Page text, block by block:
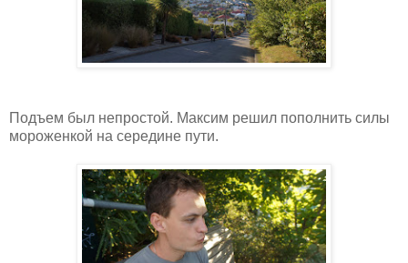
Подъем был непростой. Максим решил пополнить силы
мороженкой на середине пути.